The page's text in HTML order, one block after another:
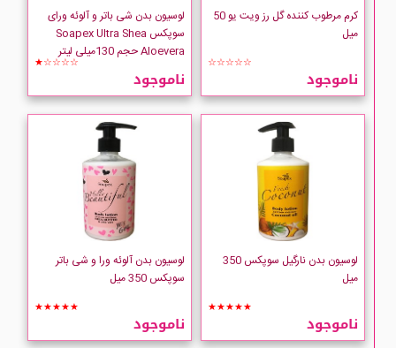
Cinere
Collistar
COMEON
comfort zone
COVERMARK
DEBORAH
کرم مرطوب کننده گل رز ویت یو 50
میل
☆☆☆☆☆
ناموجود
لوسیون بدن شی باتر و آلوئه ورای
سوپکس Soapex Ultra Shea
Aloevera حجم 130میلی لیتر
★☆☆☆☆
ناموجود
لوسیون بدن نارگیل سوپکس 350
میل
★★★★★
ناموجود
لوسیون بدن آلوئه ورا و شی باتر
سوپکس 350 میل
★★★★★
ناموجود